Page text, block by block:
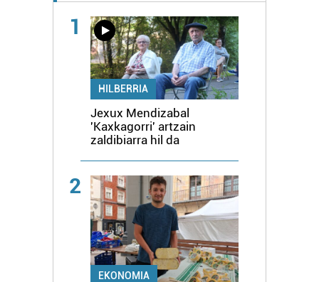
1
HILBERRIA
Jexux Mendizabal
'Kaxkagorri' artzain
zaldibiarra hil da
2
EKONOMIA